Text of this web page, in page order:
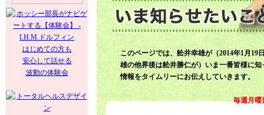
はじめての方も
安心して話せる
波動の体験会
このページでは、舩井幸雄が（2014年1月19
雄の他界後は舩井勝仁が）いま一番皆様に知
情報をタイムリーにお伝えしていきます。
毎週月曜